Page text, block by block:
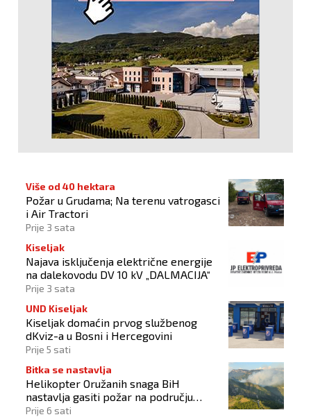
Više od 40 hektara
Požar u Grudama; Na terenu vatrogasci
i Air Tractori
Prije 3 sata
Kiseljak
Najava isključenja električne energije
na dalekovodu DV 10 kV „DALMACIJA“
Prije 3 sata
UND Kiseljak
Kiseljak domaćin prvog službenog
dKviz-a u Bosni i Hercegovini
Prije 5 sati
Bitka se nastavlja
Helikopter Oružanih snaga BiH
nastavlja gasiti požar na području
Konjica
Prije 6 sati